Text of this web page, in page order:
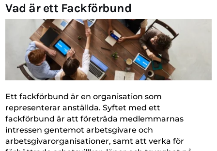
Vad är ett Fackförbund
Ett fackförbund är en organisation som
representerar anställda. Syftet med ett
fackförbund är att företräda medlemmarnas
intressen gentemot arbetsgivare och
arbetsgivarorganisationer, samt att verka för